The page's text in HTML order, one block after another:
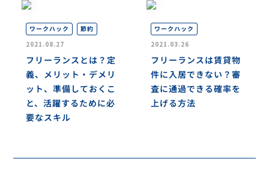
ワークハック 節約
2021.08.27
フリーランスとは？定
義、メリット・デメリ
ット、準備しておくこ
と、活躍するために必
要なスキル
ワークハック
2021.03.26
フリーランスは賃貸物
件に入居できない？審
査に通過できる確率を
上げる方法